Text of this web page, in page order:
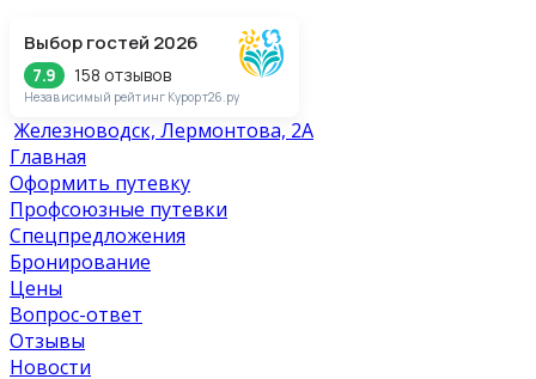
Выбор гостей 2026
7.9 158 отзывов
Независимый рейтинг Курорт26.ру
Железноводск, Лермонтова, 2А
Главная
Оформить путевку
Профсоюзные путевки
Спецпредложения
Бронирование
Цены
Вопрос-ответ
Отзывы
Новости